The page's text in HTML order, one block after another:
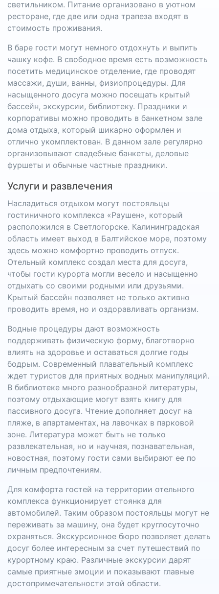
светильником. Питание организовано в уютном
ресторане, где две или одна трапеза входят в
стоимость проживания.
В баре гости могут немного отдохнуть и выпить
чашку кофе. В свободное время есть возможность
посетить медицинское отделение, где проводят
массажи, души, ванны, физиопроцедуры. Для
насыщенного досуга можно посещать крытый
бассейн, экскурсии, библиотеку. Праздники и
корпоративы можно проводить в банкетном зале
дома отдыха, который шикарно оформлен и
отлично укомплектован. В данном зале регулярно
организовывают свадебные банкеты, деловые
фуршеты и обычные частные праздники.
Услуги и развлечения
Насладиться отдыхом могут постояльцы
гостиничного комплекса «Раушен», который
расположился в Светлогорске. Калининградская
область имеет выход в Балтийское море, поэтому
здесь можно комфортно проводить отпуск.
Отельный комплекс создал места для досуга,
чтобы гости курорта могли весело и насыщенно
отдыхать со своими родными или друзьями.
Крытый бассейн позволяет не только активно
проводить время, но и оздоравливать организм.
Водные процедуры дают возможность
поддерживать физическую форму, благотворно
влиять на здоровье и оставаться долгие годы
бодрым. Современный плавательный комплекс
ждет туристов для приятных водных манипуляций.
В библиотеке много разнообразной литературы,
поэтому отдыхающие могут взять книгу для
пассивного досуга. Чтение дополняет досуг на
пляже, в апартаментах, на лавочках в парковой
зоне. Литература может быть не только
развлекательная, но и научная, познавательная,
новостная, поэтому гости сами выбирают ее по
личным предпочтениям.
Для комфорта гостей на территории отельного
комплекса функционирует стоянка для
автомобилей. Таким образом постояльцы могут не
переживать за машину, она будет круглосуточно
охраняться. Экскурсионное бюро позволяет делать
досуг более интересным за счет путешествий по
курортному краю. Различные экскурсии дарят
самые приятные эмоции и показывают главные
достопримечательности этой области.